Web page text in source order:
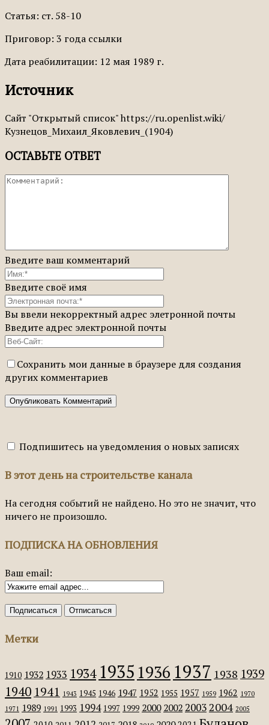
Статья: ст. 58-10
Приговор: 3 года ссылки
Дата реабилитации: 12 мая 1989 г.
Источник
Сайт "Открытый список" https://ru.openlist.wiki/
Кузнецов_Михаил_Яковлевич_(1904)
ОСТАВЬТЕ ОТВЕТ
Введите ваш комментарий
Введите своё имя
Вы ввели некорректный адрес элетронной почты
Введите адрес электронной почты
Сохранить мои данные в браузере для создания
других комментариев
Подпишитесь на уведомления о новых записях
В этот день на строительстве канала
На сегодня событий не найдено. Но это не значит, что
ничего не произошло.
ПОДПИСКА НА ОБНОВЛЕНИЯ
Ваш email:
Метки
1910 1932 1933 1934 1935 1936 1937 1938 1939
1940 1941 1943 1945 1946 1947 1952 1955 1957 1959 1962 1970
1971 1989 1991 1993 1994 1997 1999 2000 2002 2003 2004 2005